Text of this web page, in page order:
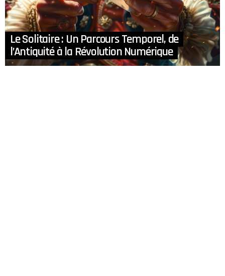
Le Solitaire : Un Parcours Temporel, de
l’Antiquité à la Révolution Numérique